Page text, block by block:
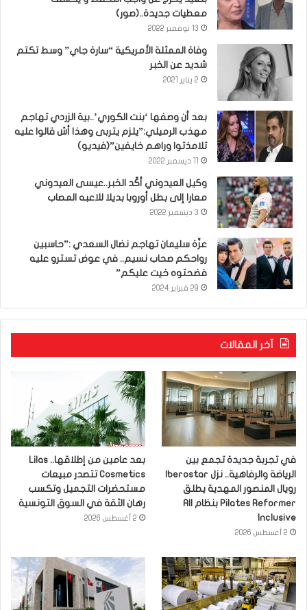
معطيات جديدة..(صور)
13 نوفمبر 2022
وفاة الممثلة الأمريكية “سارة جاي” وسط تكتم
شديد عن الخبر
2 يناير 2021
بعد أن وصفها ‘بنت الكوري’..بية الزردي تهاجم
مهذب الرميلي:”يلزم يتربى وهذا أش قالوا عليه
تلامذتوا وراهم خايفين”(فيديو)
وكيل العيدوني أكّد الخبر..عيسى العيدوني
معارا إلى بطل أوروبا بديلا للاعبه المصاب
3 ديسمبر 2022
عزّة سليمان تهاجم نضال السعدي :”حاسبين
رواحكم صحاب نسيم.. في عوض تسترو عليه
فضحتوه خيت عليكم”
29 فبراير 2024
آخر المقالات
في تجربة جديدة تجمع بين
رويال المنصور المهدية يطلق
Pilates Reformer بنظام All
Inclusive
2 أغسطس 2026
بعد عامين من إطلاقها.. Lilas
Cosmetics تتصدر مبيعات
مستحضرات التجميل وتكسب
رهان الثقة في السوق التونسية
2 أغسطس 2026